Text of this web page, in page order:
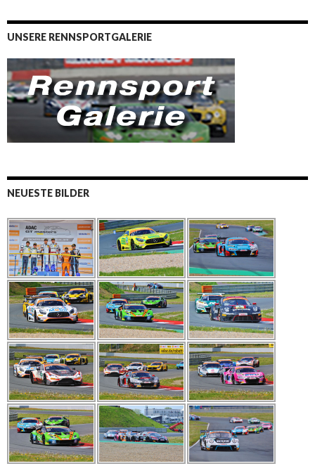
UNSERE RENNSPORTGALERIE
NEUESTE BILDER